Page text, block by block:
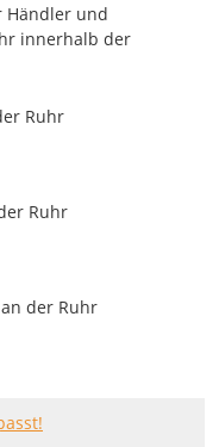
Händler und
innerhalb der
Ruhr
Ruhr
der Ruhr